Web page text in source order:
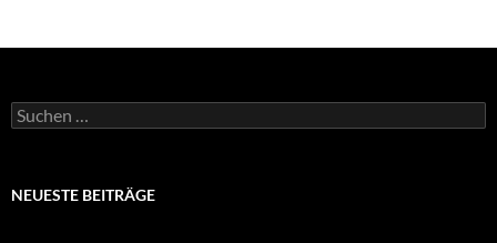
Suchen
nach:
NEUESTE BEITRÄGE